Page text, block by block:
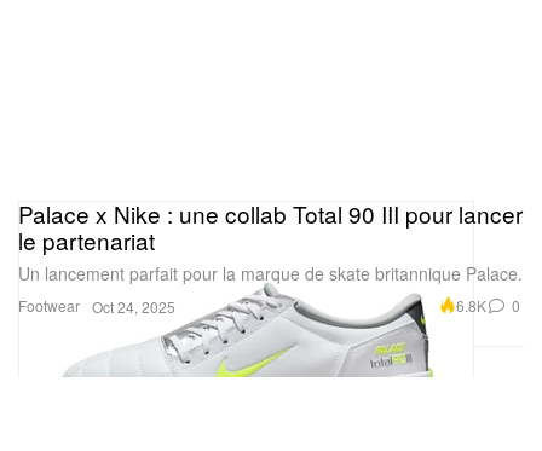
Footwear
Palace x Nike : une collab Total 90 III pour lancer
le partenariat
Un lancement parfait pour la marque de skate britannique Palace.
Oct 24, 2025 6.8K 0